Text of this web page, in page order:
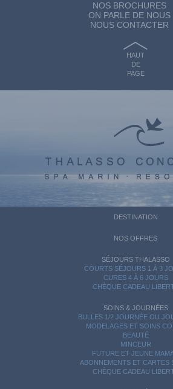
NOS BROCHURES
ON PARLE DE NOUS
NOUS CONTACTER
HAUT
DE
PAGE
DESTINATION
NOS OFFRES
SÉJOURS THALASSO
COURTS SÉJOURS 1 À 3
CURES 4 À 6 JOURS
CHÈQUE CADEAU
SOINS & JOURNÉES
BULLES 1/2 JOURNÉE OU
MODELAGES ET SOINS
BEAUTÉ
MINCEUR
FUTURE ET JEUNE
ABONNEMENTS ET CARTES
CHÈQUE CADEAU